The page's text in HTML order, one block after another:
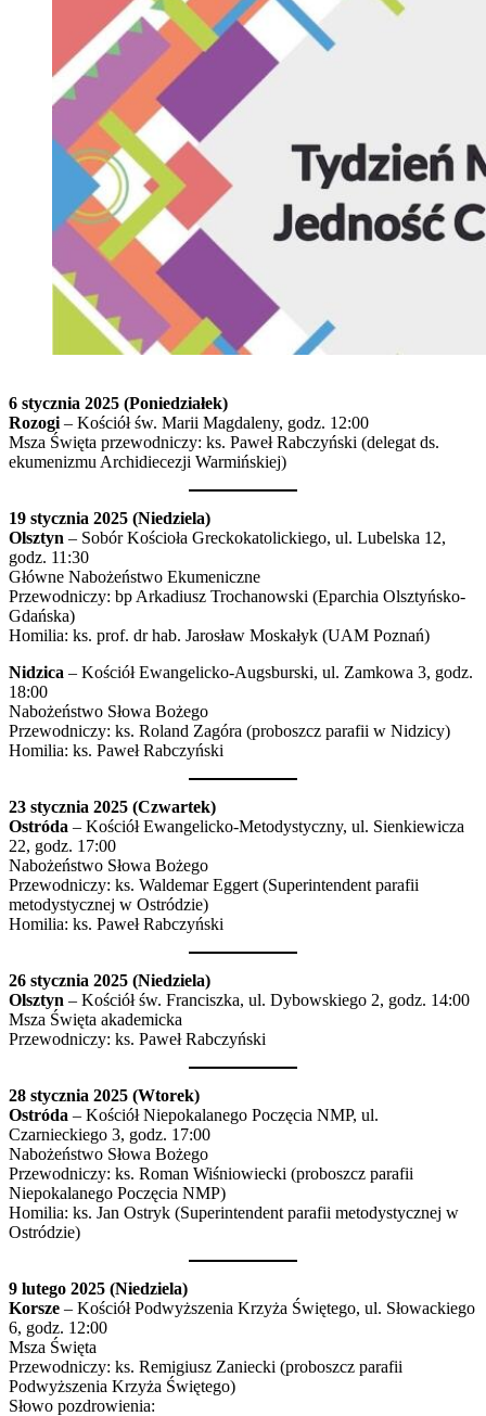
6 stycznia 2025 (Poniedziałek)
Rozogi – Kościół św. Marii Magdaleny, godz. 12:00
Msza Święta przewodniczy: ks. Paweł Rabczyński (delegat ds.
ekumenizmu Archidiecezji Warmińskiej)
19 stycznia 2025 (Niedziela)
Olsztyn – Sobór Kościoła Greckokatolickiego, ul. Lubelska 12,
godz. 11:30
Główne Nabożeństwo Ekumeniczne
Przewodniczy: bp Arkadiusz Trochanowski (Eparchia Olsztyńsko-
Gdańska)
Homilia: ks. prof. dr hab. Jarosław Moskałyk (UAM Poznań)
Nidzica – Kościół Ewangelicko-Augsburski, ul. Zamkowa 3, godz.
18:00
Nabożeństwo Słowa Bożego
Przewodniczy: ks. Roland Zagóra (proboszcz parafii w Nidzicy)
Homilia: ks. Paweł Rabczyński
23 stycznia 2025 (Czwartek)
Ostróda – Kościół Ewangelicko-Metodystyczny, ul. Sienkiewicza
22, godz. 17:00
Nabożeństwo Słowa Bożego
Przewodniczy: ks. Waldemar Eggert (Superintendent parafii
metodystycznej w Ostródzie)
Homilia: ks. Paweł Rabczyński
26 stycznia 2025 (Niedziela)
Olsztyn – Kościół św. Franciszka, ul. Dybowskiego 2, godz. 14:00
Msza Święta akademicka
Przewodniczy: ks. Paweł Rabczyński
28 stycznia 2025 (Wtorek)
Ostróda – Kościół Niepokalanego Poczęcia NMP, ul.
Czarnieckiego 3, godz. 17:00
Nabożeństwo Słowa Bożego
Przewodniczy: ks. Roman Wiśniowiecki (proboszcz parafii
Niepokalanego Poczęcia NMP)
Homilia: ks. Jan Ostryk (Superintendent parafii metodystycznej w
Ostródzie)
9 lutego 2025 (Niedziela)
Korsze – Kościół Podwyższenia Krzyża Świętego, ul. Słowackiego
6, godz. 12:00
Msza Święta
Przewodniczy: ks. Remigiusz Zaniecki (proboszcz parafii
Podwyższenia Krzyża Świętego)
Słowo pozdrowienia: